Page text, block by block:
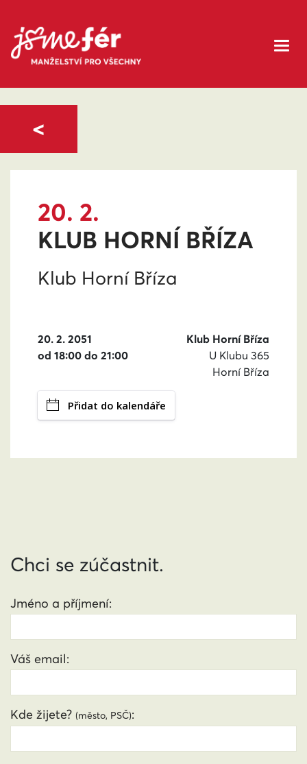
20. 2.
KLUB HORNÍ BŘÍZA
Klub Horní Bříza
20. 2. 2051
od 18:00 do 21:00
Klub Horní Bříza
U Klubu 365
Horní Bříza
Přidat do kalendáře
<
Chci se zúčastnit.
Jméno a příjmení:
Váš email:
Kde žijete? (město, PSČ):